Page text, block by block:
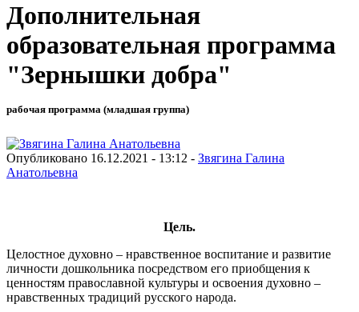
Дополнительная
образовательная программа
"Зернышки добра"
рабочая программа (младшая группа)
Опубликовано 16.12.2021 - 13:12 - Звягина Галина
Анатольевна
Цель.
Целостное духовно – нравственное воспитание и развитие
личности дошкольника посредством его приобщения к
ценностям православной культуры и освоения духовно –
нравственных традиций русского народа.